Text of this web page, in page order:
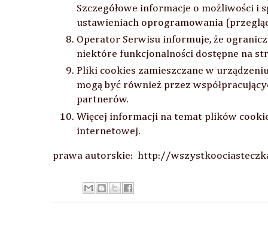
Szczegółowe informacje o możliwości i
ustawieniach oprogramowania
Operator Serwisu informuje, że
niektóre funkcjonalności dostępne na
Pliki cookies zamieszczane w
mogą być również przez
partnerów.
Więcej informacji na temat plików
internetowej.
prawa autorskie: http://